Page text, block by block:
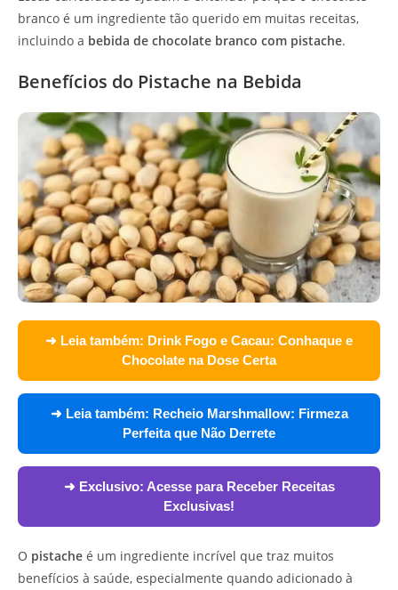
branco é um ingrediente tão querido em muitas receitas,
incluindo a bebida de chocolate branco com pistache.
Benefícios do Pistache na Bebida
➜ Leia também: Drink Fogo e Cacau: Conhaque e
Chocolate na Dose Certa
➜ Leia também: Recheio Marshmallow: Firmeza
Perfeita que Não Derrete
➜ Exclusivo: Acesse para Receber Receitas
Exclusivas!
O pistache é um ingrediente incrível que traz muitos
benefícios à saúde, especialmente quando adicionado à